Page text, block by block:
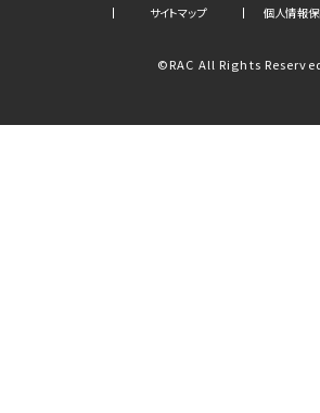
サイトマップ 個人情報
©RAC All Rights